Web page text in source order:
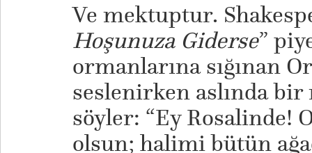
Ve mektuptur.
Hoşunuza Giderse”
ormanlarına sığınan
seslenirken aslında
söyler: “Ey Rosalinde!
olsun; halimi bütün